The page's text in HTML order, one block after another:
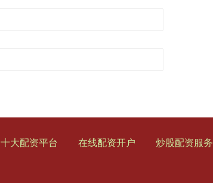
十大配资平台 在线配资开户 炒股配资服务